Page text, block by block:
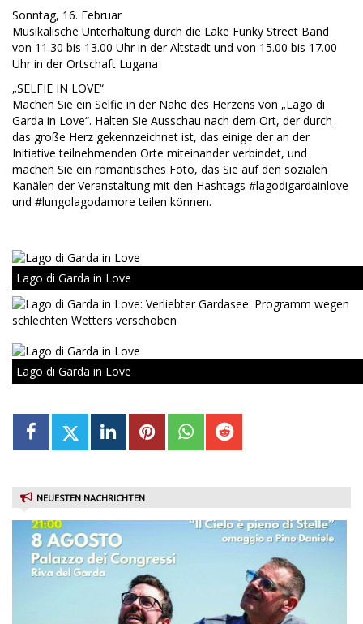
Sonntag, 16. Februar
Musikalische Unterhaltung durch die Lake Funky Street Band
von 11.30 bis 13.00 Uhr in der Altstadt und von 15.00 bis 17.00
Uhr in der Ortschaft Lugana
„SELFIE IN LOVE“
Machen Sie ein Selfie in der Nähe des Herzens von „Lago di
Garda in Love“. Halten Sie Ausschau nach dem Ort, der durch
das große Herz gekennzeichnet ist, das einige der an der
Initiative teilnehmenden Orte miteinander verbindet, und
machen Sie ein romantisches Foto, das Sie auf den sozialen
Kanälen der Veranstaltung mit den Hashtags #lagodigardainlove
und #lungolagodamore teilen können.
Lago di Garda in Love
Lago di Garda in Love
NEUESTEN NACHRICHTEN